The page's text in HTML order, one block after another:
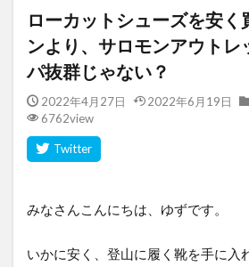
ローカットシューズを安く
ンより、サロモンアウトレ
パ抜群じゃない？
2022年4月27日 2022年6月19日
6762view
みなさんこんにちは、ゆずです。
いかに安く、登山に履く靴を手に入